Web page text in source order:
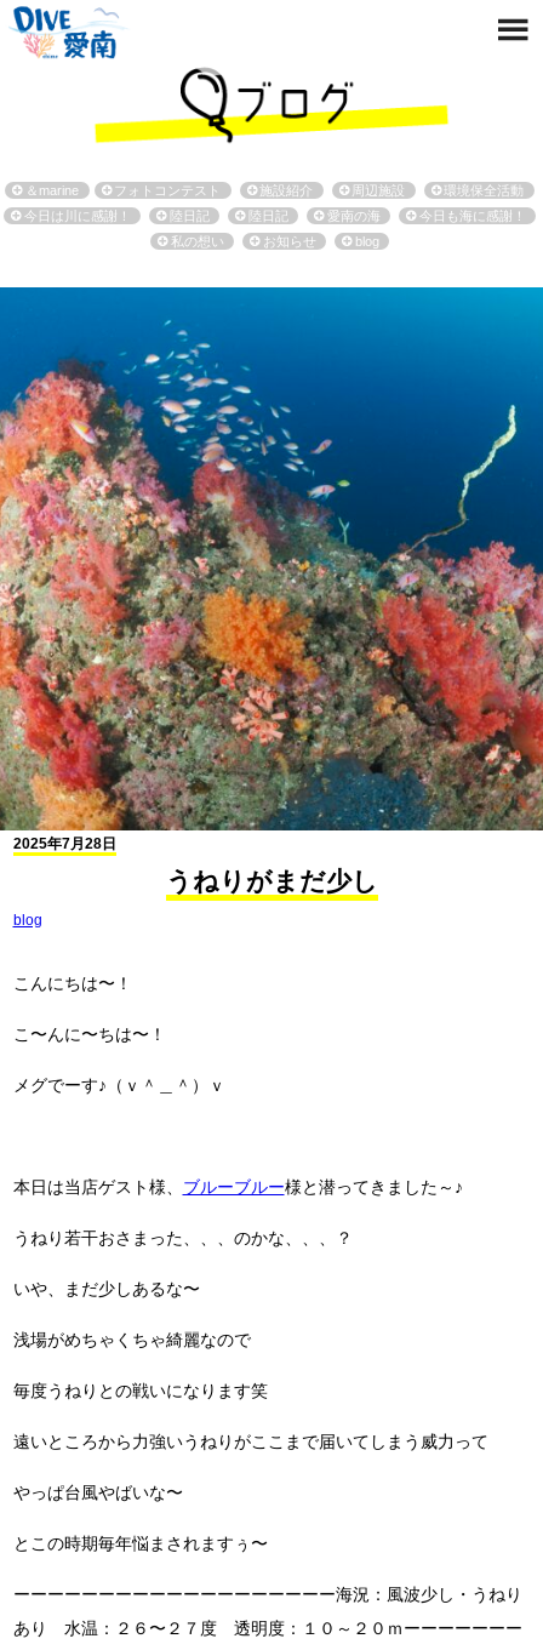
＆marine フォトコンテスト 施設紹介 周辺施設
環境保全活動
今日は川に感謝！
陸日記 陸日記 愛南の海
今日も海に感謝！
私の想い
お知らせ blog
2025年7月28日
うねりがまだ少し
blog
こんにちは〜！
こ〜んに〜ちは〜！
メグでーす♪（ｖ＾＿＾）ｖ
本日は当店ゲスト様、 ブルーブルー様と潜ってきました～♪
うねり若干おさまった、、、のかな、、、？
いや、まだ少しあるな〜
浅場がめちゃくちゃ綺麗なので
毎度うねりとの戦いになります笑
遠いところから力強いうねりがここまで届いてしまう威力って
やっぱ台風やばいな〜
とこの時期毎年悩まされますぅ〜
ーーーーーーーーーーーーーーーーーーー海況：風波少し・うねり
あり 水温：２６〜２７度 透明度：１０～２０ｍーーーーーーー